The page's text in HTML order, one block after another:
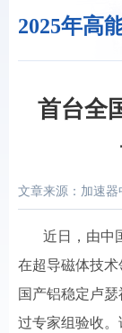
2025年高
首台全
文章来源：加速器
近日，由中
在超导磁体技
国产铝稳定卢
过专家组验收